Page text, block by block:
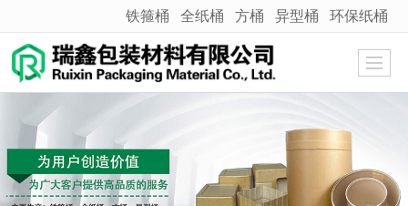
很遗憾，因您的浏览器版本过低导致无法获得最佳浏览体验，推荐下载安装谷歌浏览器！
铁箍桶 全纸桶 方桶 异型桶 环保纸桶